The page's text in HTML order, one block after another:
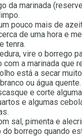
da marinada
pouco mais de
de uma hora e
tenra.
vire o borrego
com a marinada que
está a secar
ou água quente.
e corte
e algumas
sal, pimenta e
do borrego quando